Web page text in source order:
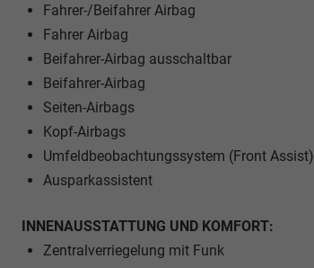
Fahrer-/Beifahrer Airbag
Fahrer Airbag
Beifahrer-Airbag ausschaltbar
Beifahrer-Airbag
Seiten-Airbags
Kopf-Airbags
Umfeldbeobachtungssystem (Front Assist)
Ausparkassistent
INNENAUSSTATTUNG UND KOMFORT:
Zentralverriegelung mit Funk